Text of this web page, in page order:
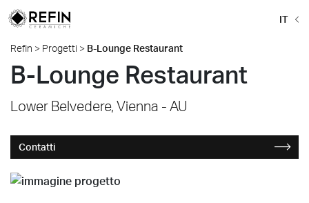
IT
Refin > Progetti > B-Lounge Restaurant
B-Lounge Restaurant
Lower Belvedere, Vienna - AU
Contatti